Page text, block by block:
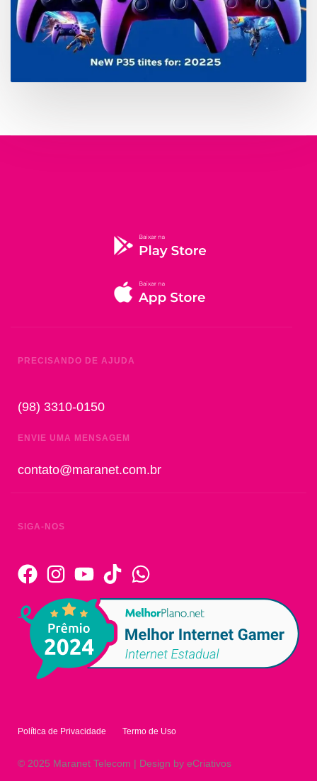
PRECISANDO DE AJUDA
(98) 3310-0150
ENVIE UMA MENSAGEM
contato@maranet.com.br
SIGA-NOS
Política de Privacidade Termo de Uso
© 2025 Maranet Telecom | Design by eCriativos